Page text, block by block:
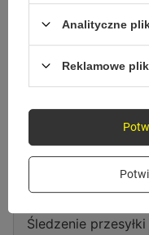
Jeśli nie znalazłeś w
naszym sklepie, możesz
nam opis szukanego
zalogowany.
Zamówienia
Status zamówienia
Śledzenie przesyłki
Analityczne
Reklamowe